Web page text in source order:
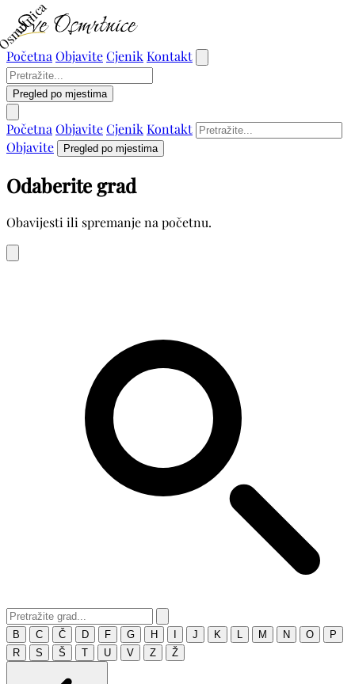
Početna ObjaviteCjenik Kontakt
Pregled po mjestima
Početna ObjaviteCjenik Kontakt
Objavite
Pregled po mjestima
Odaberite grad
Obavijesti ili spremanje na početnu.
B C Č D F G H J K M N O
P
R
S Š T U V Z Ž